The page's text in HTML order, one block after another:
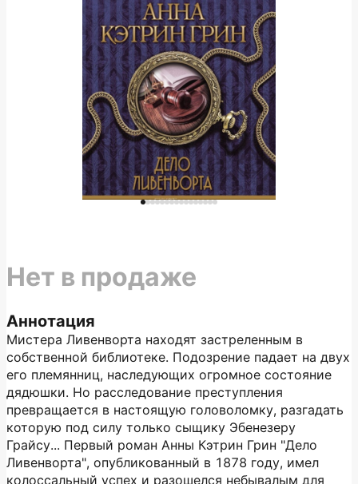
Аннотация
Мистера Ливенворта находят застреленным в
собственной библиотеке. Подозрение падает на двух
его племянниц, наследующих огромное состояние
дядюшки. Но расследование преступления
превращается в настоящую головоломку, разгадать
которую под силу только сыщику Эбенезеру
Грайсу... Первый роман Анны Кэтрин Грин "Дело
Ливенворта", опубликованный в 1878 году, имел
колоссальный успех и разошелся небывалым для
Нет в продаже